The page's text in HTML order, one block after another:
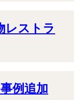
レストラ
例追加